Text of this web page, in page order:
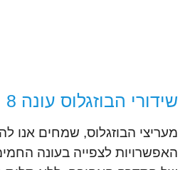
שידורי הבוזגלוס עונה 8 ואיפה ניתן לצפות
מעריצי הבוזגלוס, שמחים אנו